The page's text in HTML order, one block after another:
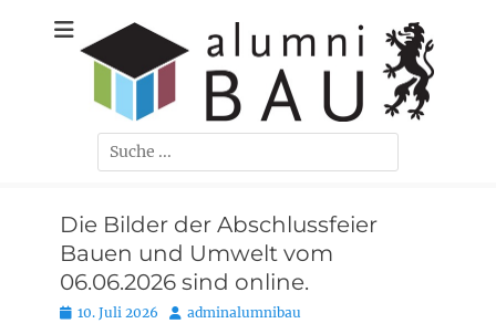
Alumni-Bau
Carolo-
Wihelmina e. V.
Der Ehemaligenverein der Bauingenieure, Umweltingenieure,
Verkehrsingenieure und Wirtschaftsingenieure/Bau der TU
Suchen
nach:
Die Bilder der Abschlussfeier
Bauen und Umwelt vom
06.06.2026 sind online.
Posted
10. Juli 2026 Autoradminalumnibau